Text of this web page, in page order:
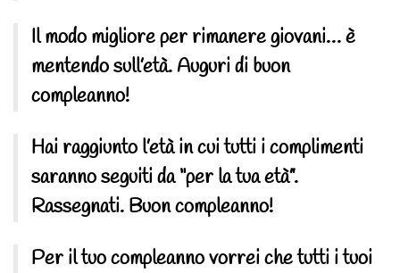
Il modo migliore per rimanere giovani… è
mentendo sull’età. Auguri di buon
compleanno!
Hai raggiunto l’età in cui tutti i complimenti
saranno seguiti da “per la tua età”.
Rassegnati. Buon compleanno!
Per il tuo compleanno vorrei che tutti i tuoi